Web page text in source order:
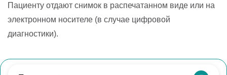
Пациенту отдают снимок в распечатанном виде или на
электронном носителе (в случае цифровой
диагностики).